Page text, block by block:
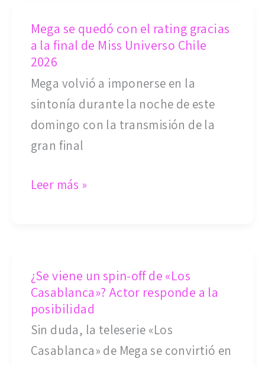
superó
Mega se quedó con el rating gracias
a la final de Miss Universo Chile
2026
Mega volvió a imponerse en la
sintonía durante la noche de este
domingo con la transmisión de la
gran final
se
quedó
gracias
a
la
Chile
2026
Leer más »
¿Se viene un spin-off de «Los
Casablanca»? Actor responde a la
posibilidad
Sin duda, la teleserie «Los
Casablanca» de Mega se convirtió en
viene
un
spin-